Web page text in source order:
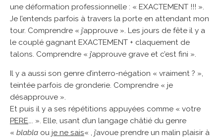
une déformation professionnelle : « EXACTEMENT !!! ».
Je l’entends parfois à travers la porte en attendant mon
tour. Comprendre « j’approuve ». Les jours de fête il y a
le couplé gagnant EXACTEMENT + claquement de
talons. Comprendre « j’approuve grave et c’est fini ».
Il y a aussi son genre d’interro-négation « vraiment ? »,
teintée parfois de gronderie. Comprendre « je
désapprouve ».
Et puis il y a ses répétitions appuyées comme « votre
PERE…. ». Elle, usant d’un langage châtié du genre
« blabla ou je ne sais« , j’avoue prendre un malin plaisir à